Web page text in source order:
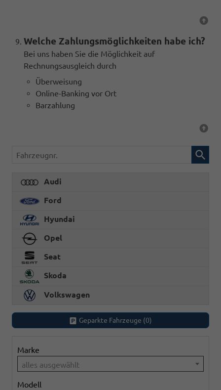
Welche Zahlungsmöglichkeiten habe ich?
Bei uns haben Sie die Möglichkeit auf
Rechnungsausgleich durch
Überweisung
Online-Banking vor Ort
Barzahlung
Fahrzeugnr.
Audi
Ford
Hyundai
Opel
Seat
Skoda
Volkswagen
Geparkte Fahrzeuge (0)
Marke
alles ausgewählt
Modell